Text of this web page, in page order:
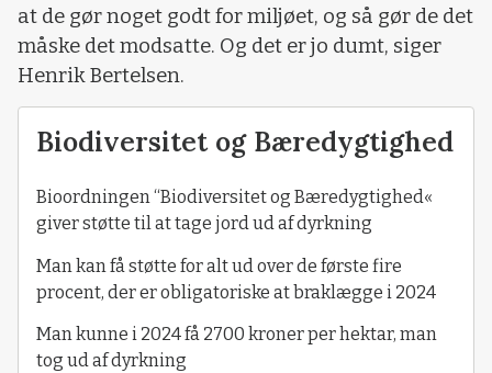
at de gør noget godt for miljøet, og så gør de det
måske det modsatte. Og det er jo dumt, siger
Henrik Bertelsen.
Biodiversitet og Bæredygtighed
Bioordningen “Biodiversitet og Bæredygtighed«
giver støtte til at tage jord ud af dyrkning
Man kan få støtte for alt ud over de første fire
procent, der er obligatoriske at braklægge i 2024
Man kunne i 2024 få 2700 kroner per hektar, man
tog ud af dyrkning